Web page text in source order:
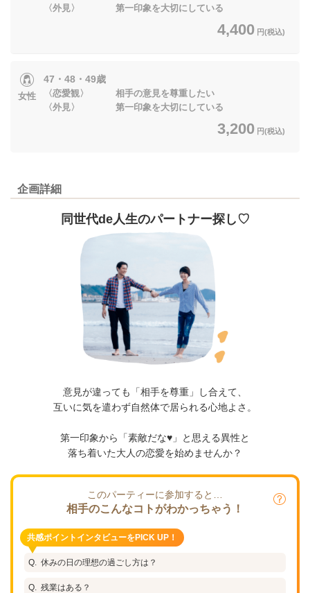
〈外見〉 第一印象を大切にしている
4,400 円(税込)
女性
47・48・49歳
〈恋愛観〉 相手の意見を尊重したい
〈外見〉 第一印象を大切にしている
3,200 円(税込)
企画詳細
同世代de人生のパートナー探し♡
意見が違っても「相手を尊重」し合えて、
互いに気を遣わず自然体で居られる心地よさ。
第一印象から「素敵だな♥」と思える異性と
落ち着いた大人の恋愛を始めませんか？​​​​​​
このパーティーに参加すると…
相手のこんなコトがわかっちゃう！
共感ポイントインタビューをPICK UP！
休みの日の理想の過ごし方は？
残業はある？